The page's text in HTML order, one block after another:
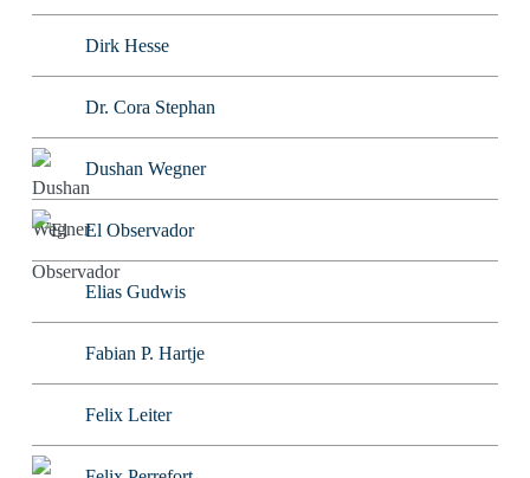
Dirk Hesse
Dr. Cora Stephan
Dushan Wegner
El Observador
Elias Gudwis
Fabian P. Hartje
Felix Leiter